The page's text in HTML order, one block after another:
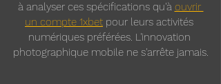
à analyser ces spécifications qu'à ouvrir
un compte 1xbet pour leurs activités
numériques préférées. L'innovation
photographique mobile ne s'arrête jamais.